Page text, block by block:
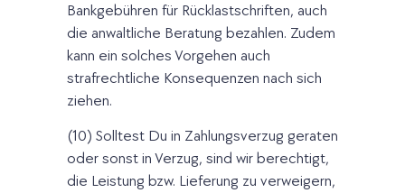
Bankgebühren für Rücklastschriften, auch
die anwaltliche Beratung bezahlen. Zudem
kann ein solches Vorgehen auch
strafrechtliche Konsequenzen nach sich
ziehen.
(10) Solltest Du in Zahlungsverzug geraten
oder sonst in Verzug, sind wir berechtigt,
die Leistung bzw. Lieferung zu verweigern,